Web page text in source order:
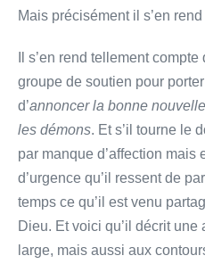
Mais précisément il s’en
Il s’en rend tellement
groupe de soutien pour
d’annoncer la bonne
les démons. Et s’il tourne le
par manque d’affection mais
d’urgence qu’il ressent de
temps ce qu’il est venu
Dieu. Et voici qu’il décrit
large, mais aussi aux